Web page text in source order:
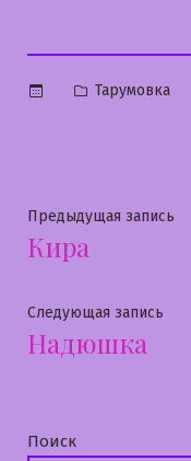
Опубликовано
Тарумовка
Навигация
по
записям
Предыдущая запись
Кира
Следующая запись
Надюшка
Поиск